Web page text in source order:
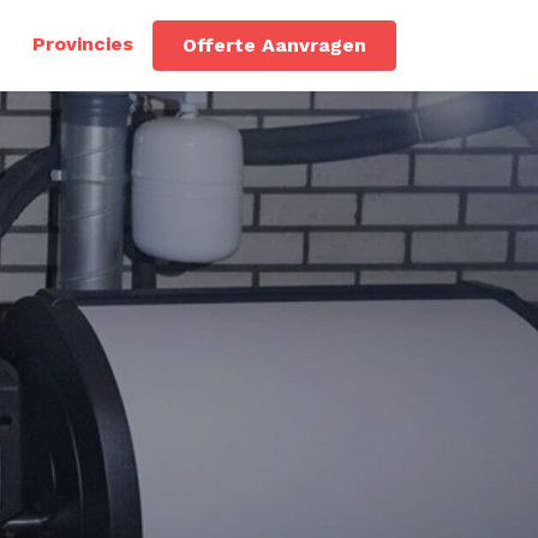
Provincies Offerte Aanvragen